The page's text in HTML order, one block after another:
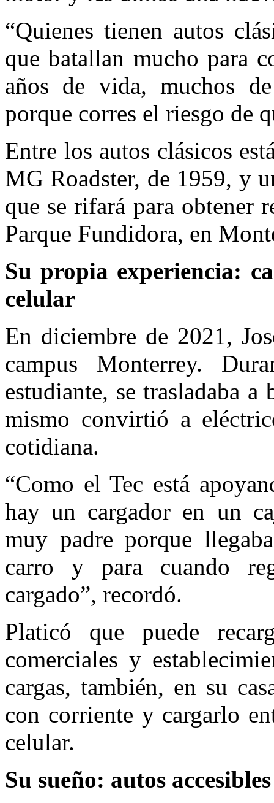
“Quienes tienen autos
que batallan mucho para
años de vida, muchos
porque corres el riesgo de
Entre los autos clásicos
MG Roadster, de 1959, y
que se rifará para obtener
Parque Fundidora, en
Su propia experiencia:
celular
En diciembre de 2021,
campus Monterrey.
estudiante, se trasladaba
mismo convirtió a
cotidiana.
“Como el Tec está
hay un cargador en un
muy padre porque
carro y para cuando
cargado”, recordó.
Platicó que puede
comerciales y
cargas, también, en su
con corriente y cargarlo
celular.
Su sueño: autos